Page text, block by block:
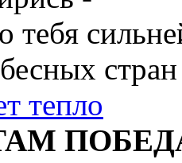
тебя
стран
тепло